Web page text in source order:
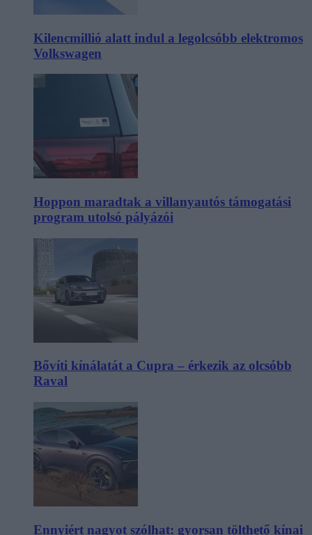
Kilencmillió alatt indul a legolcsóbb elektromos
Volkswagen
Hoppon maradtak a villanyautós támogatási
program utolsó pályázói
Bővíti kínálatát a Cupra – érkezik az olcsóbb
Raval
Ennyiért nagyot szólhat: gyorsan tölthető kínai